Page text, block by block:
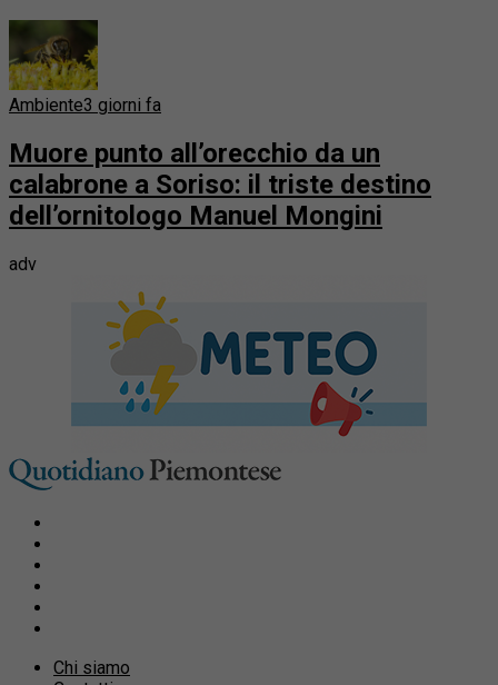
Ambiente3 giorni fa
Muore punto all’orecchio da un
calabrone a Soriso: il triste destino
dell’ornitologo Manuel Mongini
adv
Chi siamo